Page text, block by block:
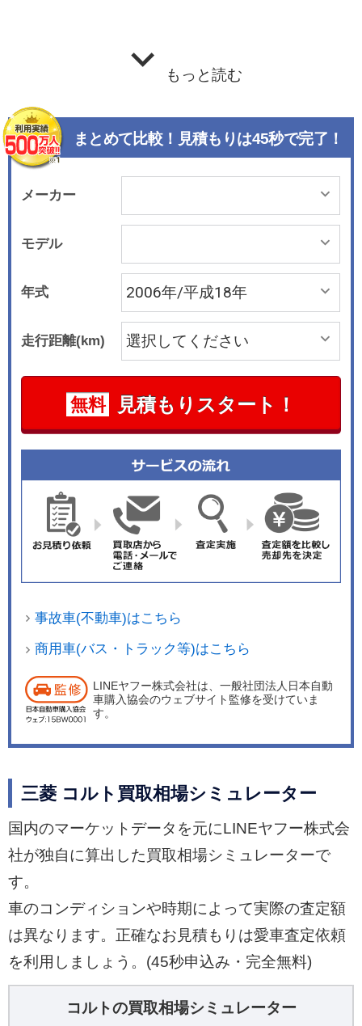
もっと読む
まとめて比較！見積もりは45秒で完了！
メーカー
モデル
年式
走行距離(km)
無料 見積もりスタート！
事故車(不動車)はこちら
商用車(バス・トラック等)はこちら
LINEヤフー株式会社は、一般社団法人日本自動
車購入協会のウェブサイト監修を受けていま
す。
三菱 コルト買取相場シミュレーター
国内のマーケットデータを元にLINEヤフー株式会
社が独自に算出した買取相場シミュレーターで
す。
車のコンディションや時期によって実際の査定額
は異なります。正確なお見積もりは愛車査定依頼
を利用しましょう。(45秒申込み・完全無料)
コルトの買取相場シミュレーター